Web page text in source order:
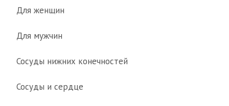
Для женщин
Для мужчин
Сосуды нижних конечностей
Сосуды и сердце